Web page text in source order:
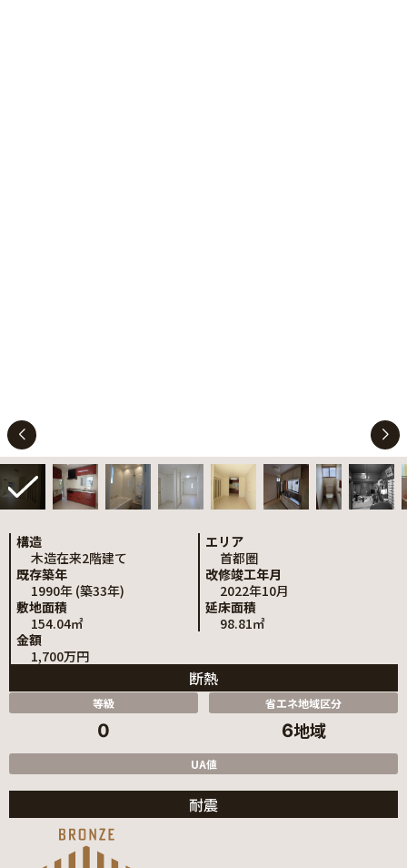
構造
木造在来2階建て
エリア
首都圏
既存築年
1990年 (築33年)
改修竣工年月
2022年10月
敷地面積
154.04㎡
延床面積
98.81㎡
金額
1,700万円
断熱
等級
0
省エネ地域区分
6地域
UA値
耐震